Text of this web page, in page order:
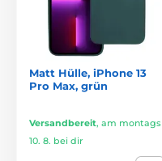
Matt Hülle, iPhone 13
Pro Max, grün
Versandbereit, am montags
10. 8. bei dir